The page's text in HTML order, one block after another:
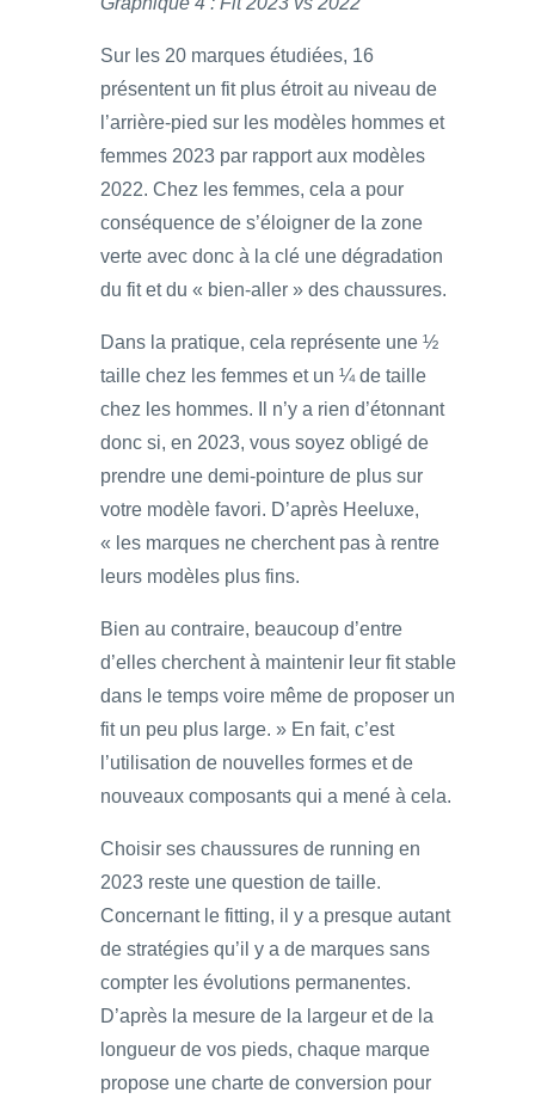
Sur les 20 marques étudiées, 16
présentent un fit plus étroit au niveau de
l’arrière-pied sur les modèles hommes et
femmes 2023 par rapport aux modèles
2022. Chez les femmes, cela a pour
conséquence de s’éloigner de la zone
verte avec donc à la clé une dégradation
du fit et du « bien-aller » des chaussures.
Dans la pratique, cela représente une ½
taille chez les femmes et un ¼ de taille
chez les hommes. Il n’y a rien d’étonnant
donc si, en 2023, vous soyez obligé de
prendre une demi-pointure de plus sur
votre modèle favori. D’après Heeluxe,
« les marques ne cherchent pas à rentre
leurs modèles plus fins.
Bien au contraire, beaucoup d’entre
d’elles cherchent à maintenir leur fit stable
dans le temps voire même de proposer un
fit un peu plus large. » En fait, c’est
l’utilisation de nouvelles formes et de
nouveaux composants qui a mené à cela.
Choisir ses chaussures de running en
2023 reste une question de taille.
Concernant le fitting, il y a presque autant
de stratégies qu’il y a de marques sans
compter les évolutions permanentes.
D’après la mesure de la largeur et de la
longueur de vos pieds, chaque marque
propose une charte de conversion pour